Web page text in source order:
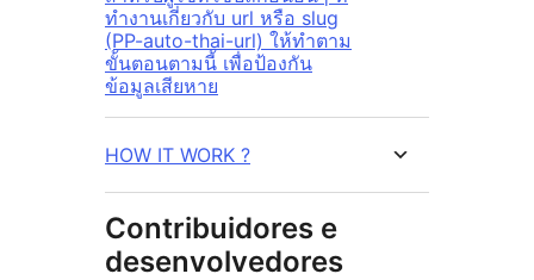
ทำงานเกี่ยวกับ url หรือ slug
(PP-auto-thai-url) ให้ทำตาม
ขั้นตอนตามนี้ เพื่อป้องกัน
ข้อมูลเสียหาย
HOW IT WORK ?
Contribuidores e
desenvolvedores